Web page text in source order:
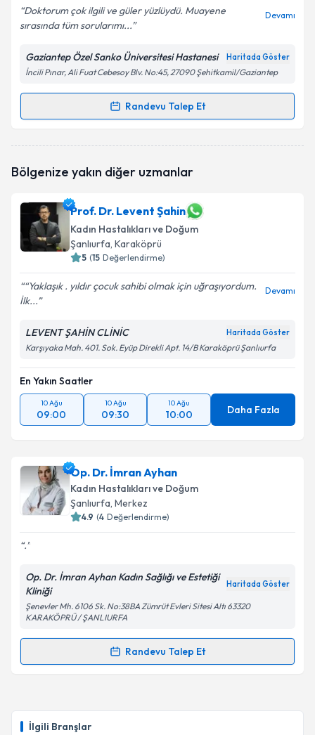
İlgili Branşlar
Doktorum çok ilgili ve güler yüzlüydü. Muayene
sırasında tüm sorularımı...
Devamı
Gaziantep Özel Sanko Üniversitesi Hastanesi Haritada Göster
İncili Pınar, Ali Fuat Cebesoy Blv. No:45, 27090 Şehitkamil/Gaziantep
Randevu Talep Et
Randevu Takvimi Talebi
oluşturun. Size bu uzmandan randevu almanız için bir
E-posta Adresiniz
Kişisel verilerimin işlenmesine ilişkinAydınlatma
Takvim Talebini Gönder
Bölgenize yakın diğer uzmanlar
Prof. Dr. Levent Şahin
Kadın Hastalıkları ve Doğum
Şanlıurfa, Karaköprü
5 (15 Değerlendirme)
“Yaklaşık . yıldır çocuk sahibi olmak için uğraşıyordum.
İlk...
Devamı
LEVENT ŞAHİN CLİNİC Haritada Göster
Karşıyaka Mah. 401. Sok. Eyüp Direkli Apt. 14/B Karaköprü Şanlıurfa
En Yakın Saatler
10 Ağu
09:00
10 Ağu
09:30
10 Ağu
10:00 Daha Fazla
Op. Dr. İmran Ayhan
Kadın Hastalıkları ve Doğum
Şanlıurfa, Merkez
4.9 (4 Değerlendirme)
.
Op. Dr. İmran Ayhan Kadın Sağlığı ve Estetiği
Kliniği
Haritada Göster
Şenevler Mh. 6106 Sk. No:38BA Zümrüt Evleri Sitesi Altı 63320
KARAKÖPRÜ / ŞANLIURFA
Randevu Talep Et
Randevu Takvimi Talebi